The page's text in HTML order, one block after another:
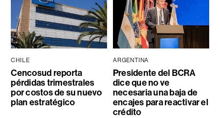
CHILE
Cencosud reporta
pérdidas trimestrales
por costos de su nuevo
plan estratégico
ARGENTINA
Presidente del BCRA
dice que no ve
necesaria una baja de
encajes para reactivar el
crédito